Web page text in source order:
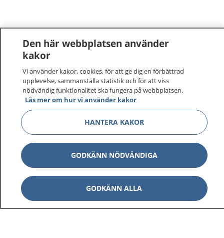
Den här webbplatsen använder
kakor
Vi använder kakor, cookies, för att ge dig en förbättrad
upplevelse, sammanställa statistik och för att viss
nödvändig funktionalitet ska fungera på webbplatsen.
Läs mer om hur vi använder kakor
HANTERA KAKOR
GODKÄNN NÖDVÄNDIGA
GODKÄNN ALLA